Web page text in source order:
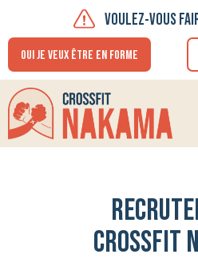
VOULEZ-VOUS
OUI JE VEUX ÊTRE EN FORME
crossfit